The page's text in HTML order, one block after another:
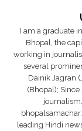
I am a graduate
Bhopal, the
working in
several
Dainik Jagran
(Bhopal);
leading Hindi